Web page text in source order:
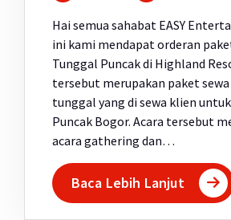
Hai semua sahabat EASY
ini kami mendapat orderan
Tunggal Puncak di Highland
tersebut merupakan paket
tunggal yang di sewa klien
Puncak Bogor. Acara tersebut
acara gathering dan…
Baca Lebih Lanjut